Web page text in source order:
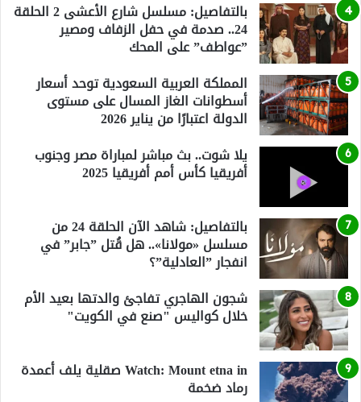
بالتفاصيل: مسلسل شارع الأعشى 2 الحلقة
24.. صدمة في حفل الزفاف ومصير
”عواطف” على المحك
المملكة العربية السعودية توحد أسعار
أسطوانات الغاز المسال على مستوى
الدولة اعتبارًا من يناير 2026
يلا شوت.. بث مباشر لمباراة مصر وجنوب
أفريقيا كأس أمم أفريقيا 2025
بالتفاصيل: شاهد الآن الحلقة 24 من
مسلسل «مولانا».. هل قُتل ”جابر” في
انفجار ”العادلية”؟
شجون الهاجري تفاجئ والدتها بعيد الأم
خلال كواليس "صنع في الكويت"
Watch: Mount etna in صقلية يلف أعمدة
رماد ضخمة